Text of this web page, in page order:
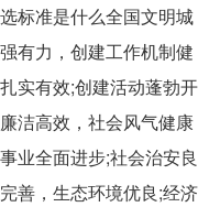
标准是什么全国文明城
有力，创建工作机制健
实有效;创建活动蓬勃开
洁高效，社会风气健康
业全面进步;社会治安良
善，生态环境优良;经济